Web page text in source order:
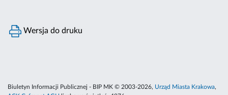
Wersja do druku
Biuletyn Informacji Publicznej - BIP MK © 2003-2026, Urząd Miasta Krakowa,